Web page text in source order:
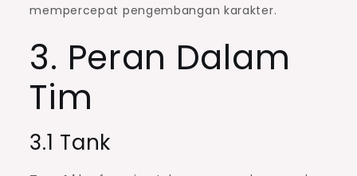
mempercepat pengembangan karakter.
3. Peran Dalam
Tim
3.1 Tank